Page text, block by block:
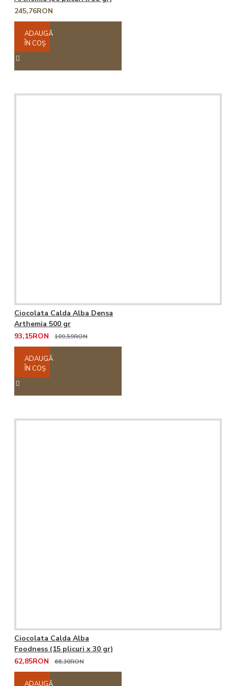
245,76RON
ADAUGĂ
ÎN COŞ
Ciocolata Calda Alba Densa
Arthemia 500 gr
93,15RON
109,59RON
ADAUGĂ
ÎN COŞ
Ciocolata Calda Alba
Foodness (15 plicuri x 30 gr)
62,85RON
68,30RON